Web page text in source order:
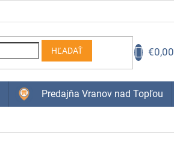
HĽADAŤ
KOŠÍK
€0,00
Predajňa Vranov nad Topľou